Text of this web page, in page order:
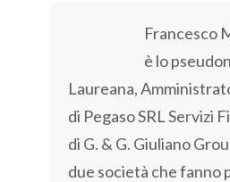
Francesco
è lo
Laureana,
di Pegaso SRL Servizi
di G. & G. Giuliano
due società che fanno